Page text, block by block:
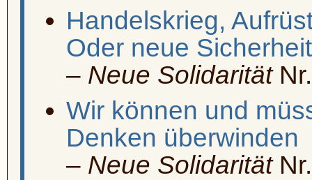
Handelskrieg,
Oder neue
– Neue Solidarität
Wir können und
Denken überwinden
– Neue Solidarität